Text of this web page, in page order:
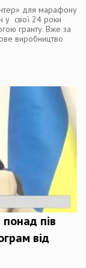
для марафону
у свої 24 роки
гранту. Вже за
виробництво
понад пів
від